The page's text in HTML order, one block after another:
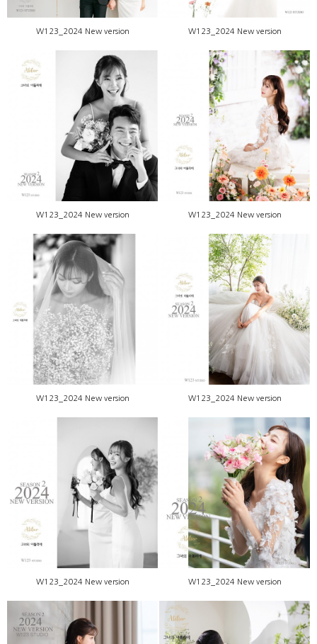
W123_2024 New version W123_2024 New version
W123_2024 New version
W123_2024 New version
W123_2024 New version
W123_2024 New version
W123_2024 New version
W123_2024 New version
W123_2024 New version
W123_2024 New version
W123_2024 New version
W123_2024 New version
W123_2024 New version
W123_2024 New version